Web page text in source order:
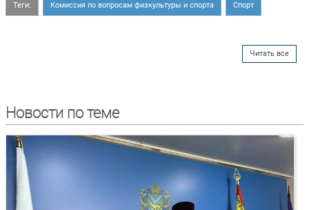
Теги: Комиссия по вопросам физкультуры и спорта Спорт
Читать все
Новости по теме